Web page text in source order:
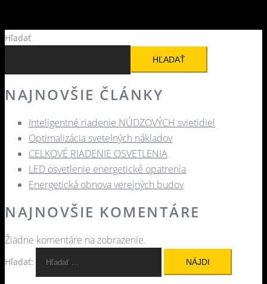
Hľadať
HĽADAŤ
NAJNOVŠIE ČLÁNKY
Inteligentné riadenie NÚDZOVÝCH svietidiel
Optimalizácia svetelných nákladov
CELKOVÉ RIADENIE OSVETLENIA
LED osvetlenie energetické opatrenia
Energetická obnova verejných budov
NAJNOVŠIE KOMENTÁRE
Žiadne komentáre na zobrazenie.
Hľadať: